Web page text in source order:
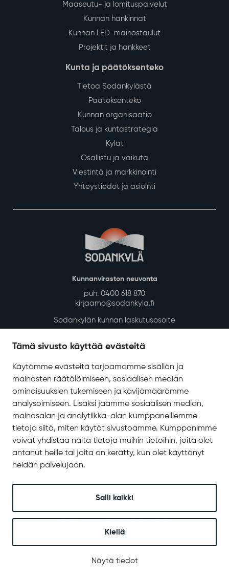
Tämä sivusto käyttää evästeitä
Käytämme evästeitä tarjoamamme sisällön ja
mainosten räätälöimiseen, sosiaalisen median
ominaisuuksien tukemiseen ja kävijämäärämme
analysoimiseen. Lisäksi jaamme sosiaalisen median,
mainosalan ja analytiikka-alan kumppaneillemme
tietoja siitä, miten käytät sivustoamme. Kumppanimme
voivat yhdistää näitä tietoja muihin tietoihin, joita olet
antanut heille tai joita on kerätty, kun olet käyttänyt
heidän palvelujaan.
Salli kaikki
Kiellä
Näytä tiedot
Maaseutu- ja lomituspalvelut
Kunnan hankinnat
Kunnan LED-mainostaulut
Projektit ja hankkeet
Kunta ja päätöksenteko
Tietoa Sodankylästä
Päätöksenteko
Kunnan organisaatio
Talous ja kuntastrategia
Kylät
Osallistu ja vaikuta
Viestintä ja markkinointi
Yhteystiedot ja asiointi
Kunnanviraston neuvonta
puh. 0400 618 870
kirjaamo@sodankyla.fi
Sodankylän kunnan laskutusosoite
Asiakirjajulkisuuskuvaus
Evästeiden hallinta
Yhteystiedot
Jäämerentie 1, 99601 Sodankylä
Kaikki yhteystiedot
Henkilökunnan intranet
Seuraa meitä